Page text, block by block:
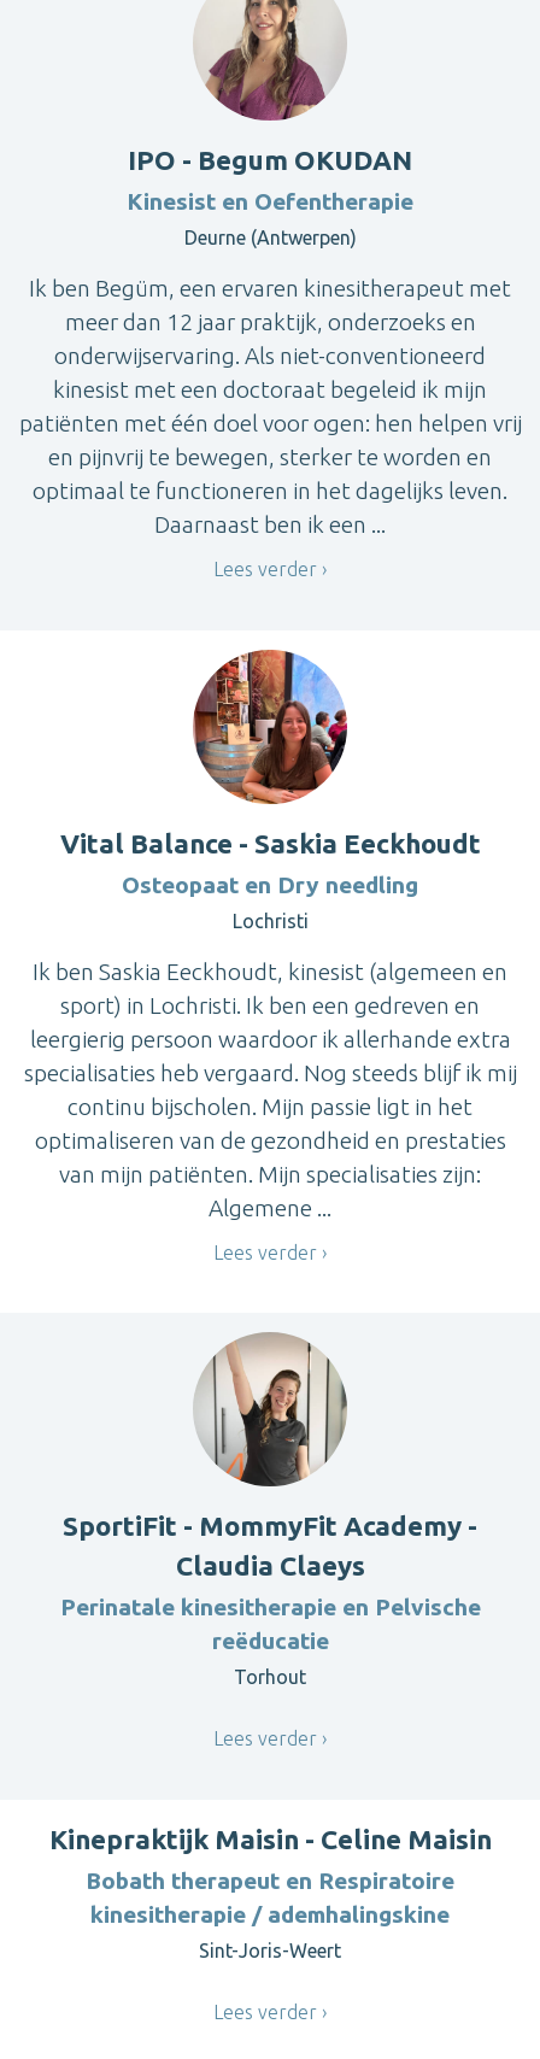
IPO - Begum OKUDAN
Kinesist en Oefentherapie
Deurne (Antwerpen)
Ik ben Begüm, een ervaren kinesitherapeut met
meer dan 12 jaar praktijk, onderzoeks en
onderwijservaring. Als niet-conventioneerd
kinesist met een doctoraat begeleid ik mijn
patiënten met één doel voor ogen: hen helpen vrij
en pijnvrij te bewegen, sterker te worden en
optimaal te functioneren in het dagelijks leven.
Daarnaast ben ik een ...
Lees verder
Vital Balance - Saskia Eeckhoudt
Osteopaat en Dry needling
Lochristi
Ik ben Saskia Eeckhoudt, kinesist (algemeen en
sport) in Lochristi. Ik ben een gedreven en
leergierig persoon waardoor ik allerhande extra
specialisaties heb vergaard. Nog steeds blijf ik mij
continu bijscholen. Mijn passie ligt in het
optimaliseren van de gezondheid en prestaties
van mijn patiënten. Mijn specialisaties zijn:
Algemene ...
Lees verder
SportiFit - MommyFit Academy -
Claudia Claeys
Perinatale kinesitherapie en Pelvische
reëducatie
Torhout
Lees verder
Kinepraktijk Maisin - Celine Maisin
Bobath therapeut en Respiratoire
kinesitherapie / ademhalingskine
Sint-Joris-Weert
Lees verder